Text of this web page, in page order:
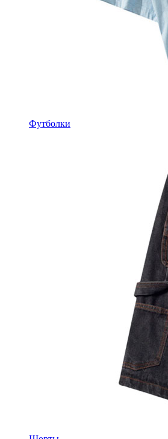
Футболки